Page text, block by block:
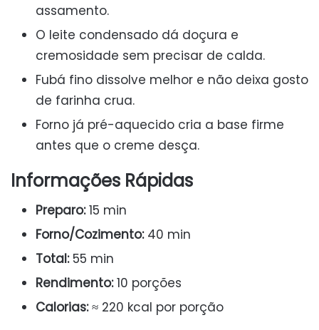
assamento.
O leite condensado dá doçura e
cremosidade sem precisar de calda.
Fubá fino dissolve melhor e não deixa gosto
de farinha crua.
Forno já pré-aquecido cria a base firme
antes que o creme desça.
Informações Rápidas
Preparo:15 min
Forno/Cozimento:40 min
Total:55 min
Rendimento:10 porções
Calorias:≈ 220 kcal por porção